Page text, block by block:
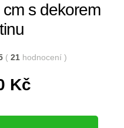
s dekorem
( 21 hodnocení )
Kč